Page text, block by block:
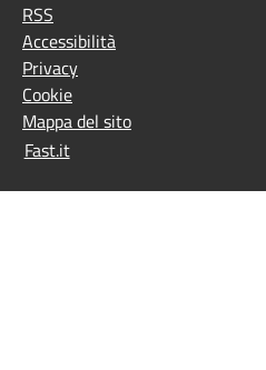
RSS
Accessibilità
Privacy
Cookie
Mappa del sito
Fast.it